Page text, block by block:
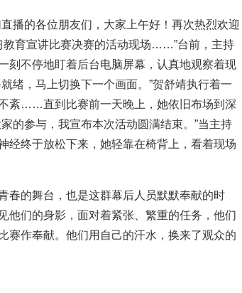
播的各位朋友们，大家上午好！再次热烈欢迎
教育宣讲比赛决赛的活动现场……”台前，主持
刻不停地盯着后台电脑屏幕，认真地观察着现
绪，马上切换下一个画面。”贺舒靖执行着一
紊……直到比赛前一天晚上，她依旧布场到深
的参与，我宣布本次活动圆满结束。”当主持
经终于放松下来，她轻靠在椅背上，看着现场
春的舞台，也是这群幕后人员默默奉献的时
他们的身影，面对着紧张、繁重的任务，他们
赛作奉献。他们用自己的汗水，换来了观众的